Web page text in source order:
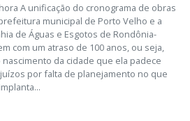
A unificação do cronograma de obras
municipal de Porto Velho e a
de Águas e Esgotos de Rondônia-
com um atraso de 100 anos, ou seja,
da cidade que ela padece
por falta de planejamento no que